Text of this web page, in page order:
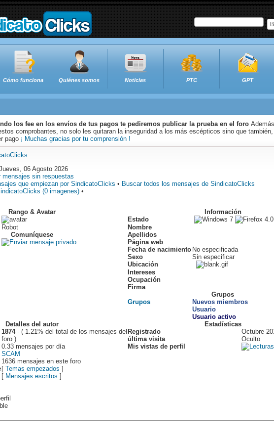
Cómo funciona Quiénes somos Noticias PTC GPT
los fee en los envíos de tus pagos te pediremos publicar la prueba en el foro
comprobantes, no solo les quitaran la inseguridad a los más escépticos sino que
pago ¡ Muchas gracias por tu comprensión !
06 Agosto 2026
mensajes sin respuestas
que empiezan por SindicatoClicks • Buscar todos los mensajes de SindicatoClicks
(0 imagenes) •
Rango & Avatar
Robot
Comuníquese
Información
Estado
Nombre
Apellidos
Página web
Fecha de nacimiento No especificada
Sexo
Sin especificar
Ubicación
Intereses
Ocupación
Firma
Grupos
Grupos
Nuevos miembros
Usuario
Usuario activo
Detalles del autor
1874- ( 1.21% del total de los mensajes del
foro )
0.33 mensajes por día
SCAM
1636 mensajes en este foro
[ Temas empezados ]
[ Mensajes escritos ]
Estadísticas
Registrado
Octubre
última visita
Oculto
Mis vistas de perfil